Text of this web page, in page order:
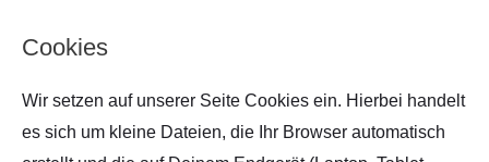
Cookies
Wir setzen auf unserer Seite Cookies ein. Hierbei handelt
es sich um kleine Dateien, die Ihr Browser automatisch